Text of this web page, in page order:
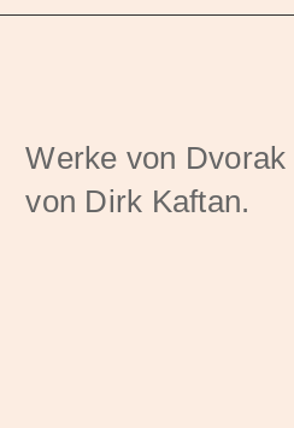
Werke von
von Dirk Kaftan.